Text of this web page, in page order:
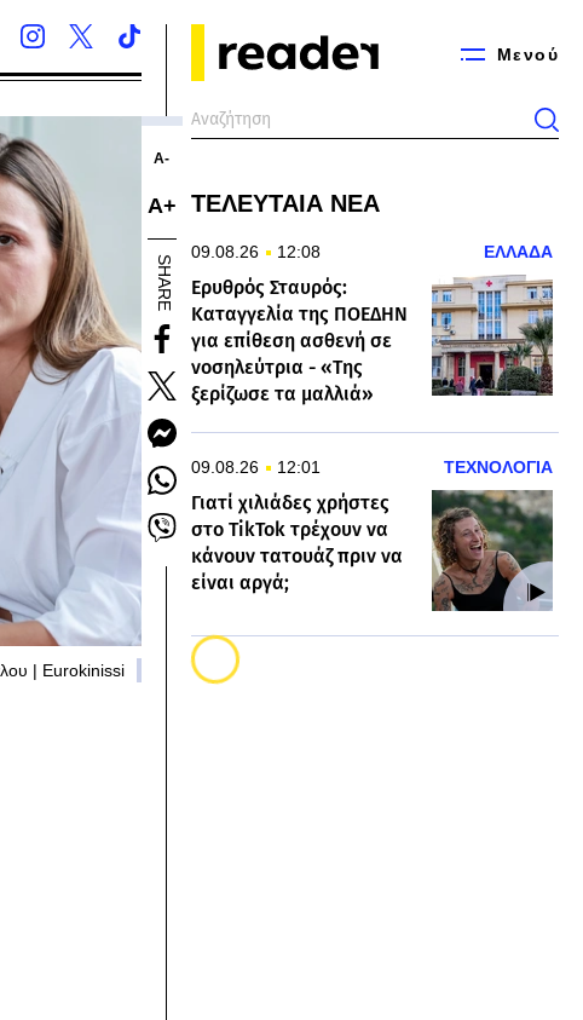
Μενού
| Eurokinissi
Α-
Α+
SHARE
ΤΕΛΕΥΤΑΙΑ ΝΕΑ
09.08.26 12:08 ΕΛΛΑΔΑ
Ερυθρός Σταυρός:
Καταγγελία της ΠΟΕΔΗΝ
για επίθεση ασθενή σε
νοσηλεύτρια - «Της
ξερίζωσε τα μαλλιά»
09.08.26 12:01 ΤΕΧΝΟΛΟΓΙΑ
Γιατί χιλιάδες χρήστες
στο TikTok τρέχουν να
κάνουν τατουάζ πριν να
είναι αργά;